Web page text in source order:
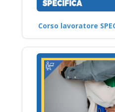
Corso lavoratore